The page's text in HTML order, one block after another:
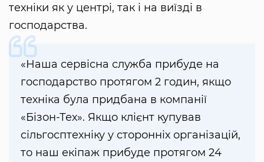
техніки як у центрі, так і на виїзді в
господарства.
«Наша сервісна служба прибуде на
господарство протягом 2 годин, якщо
техніка була придбана в компанії
«Бізон-Тех». Якщо клієнт купував
сільгосптехніку у сторонніх організацій,
то наш екіпаж прибуде протягом 24